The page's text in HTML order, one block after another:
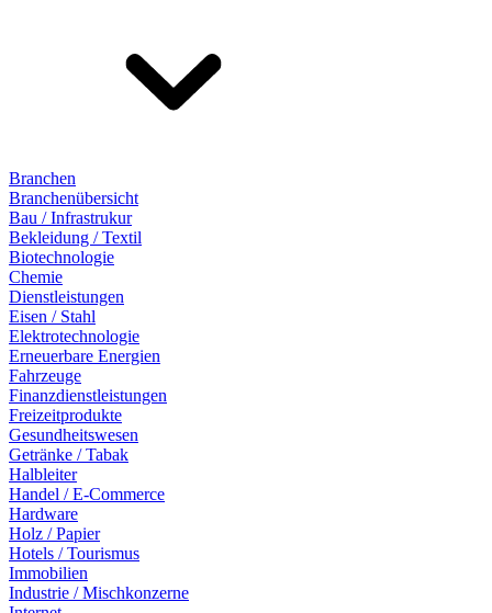
Branchen
Branchenübersicht
Bau / Infrastrukur
Bekleidung / Textil
Biotechnologie
Chemie
Dienstleistungen
Eisen / Stahl
Elektrotechnologie
Erneuerbare Energien
Fahrzeuge
Finanzdienstleistungen
Freizeitprodukte
Gesundheitswesen
Getränke / Tabak
Halbleiter
Handel / E-Commerce
Hardware
Holz / Papier
Hotels / Tourismus
Immobilien
Industrie / Mischkonzerne